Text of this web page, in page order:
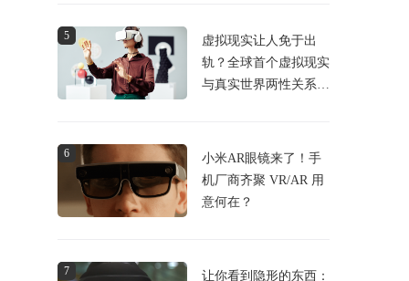
5
虚拟现实让人免于出
轨？全球首个虚拟现实
与真实世界两性关系研
6
小米AR眼镜来了！手
机厂商齐聚 VR/AR 用
意何在？
7
让你看到隐形的东西：